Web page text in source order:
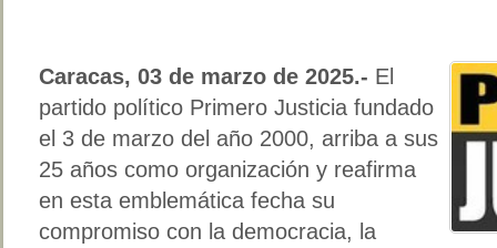
Caracas, 03 de marzo de 2025.- El
partido político Primero Justicia fundado
el 3 de marzo del año 2000, arriba a sus
25 años como organización y reafirma
en esta emblemática fecha su
compromiso con la democracia, la